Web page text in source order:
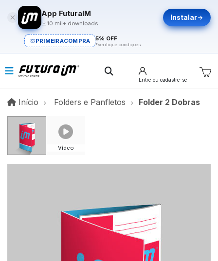
App FuturaIM
10 mil+ downloads
Instalar
PRIMEIRACOMPRA 5% OFF
*verifique condições
Entre ou cadastre-se
Início InícioFolders e Panfletos Folder 2 Dobras
Vídeo